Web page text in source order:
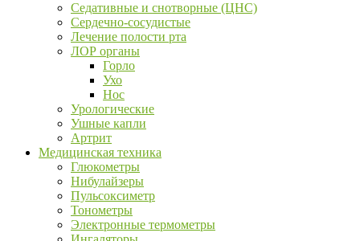
Седативные и снотворные (ЦНС)
Сердечно-сосудистые
Лечение полости рта
ЛОР органы
Горло
Ухо
Нос
Урологические
Ушные капли
Артрит
Медицинская техника
Глюкометры
Нибулайзеры
Пульсоксиметр
Тонометры
Электронные термометры